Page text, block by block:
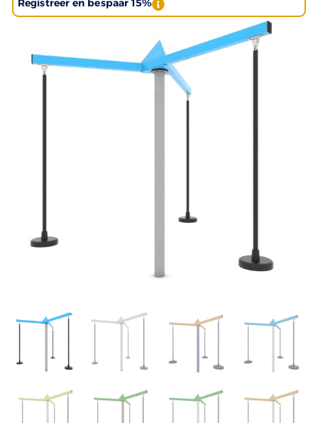
Registreer en bespaar 15%